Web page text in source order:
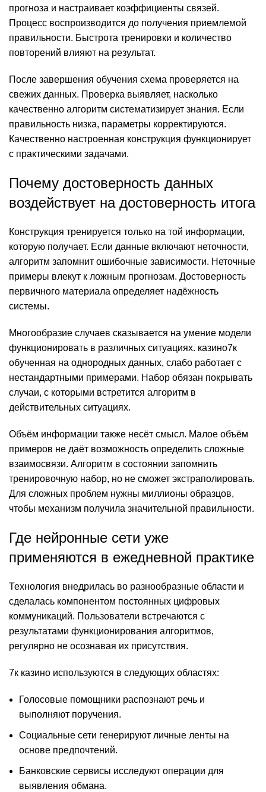
прогноза и настраивает коэффициенты связей.
Процесс воспроизводится до получения приемлемой
правильности. Быстрота тренировки и количество
повторений влияют на результат.
После завершения обучения схема проверяется на
свежих данных. Проверка выявляет, насколько
качественно алгоритм систематизирует знания. Если
правильность низка, параметры корректируются.
Качественно настроенная конструкция функционирует
с практическими задачами.
Почему достоверность данных
воздействует на достоверность итога
Конструкция тренируется только на той информации,
которую получает. Если данные включают неточности,
алгоритм запомнит ошибочные зависимости. Неточные
примеры влекут к ложным прогнозам. Достоверность
первичного материала определяет надёжность
системы.
Многообразие случаев сказывается на умение модели
функционировать в различных ситуациях. казино7к
обученная на однородных данных, слабо работает с
нестандартными примерами. Набор обязан покрывать
случаи, с которыми встретится алгоритм в
действительных ситуациях.
Объём информации также несёт смысл. Малое объём
примеров не даёт возможность определить сложные
взаимосвязи. Алгоритм в состоянии запомнить
тренировочную набор, но не сможет экстраполировать.
Для сложных проблем нужны миллионы образцов,
чтобы механизм получила значительной правильности.
Где нейронные сети уже
применяются в ежедневной практике
Технология внедрилась во разнообразные области и
сделалась компонентом постоянных цифровых
коммуникаций. Пользователи встречаются с
результатами функционирования алгоритмов,
регулярно не осознавая их присутствия.
7к казино используются в следующих областях:
Голосовые помощники распознают речь и
выполняют поручения.
Социальные сети генерируют личные ленты на
основе предпочтений.
Банковские сервисы исследуют операции для
выявления обмана.